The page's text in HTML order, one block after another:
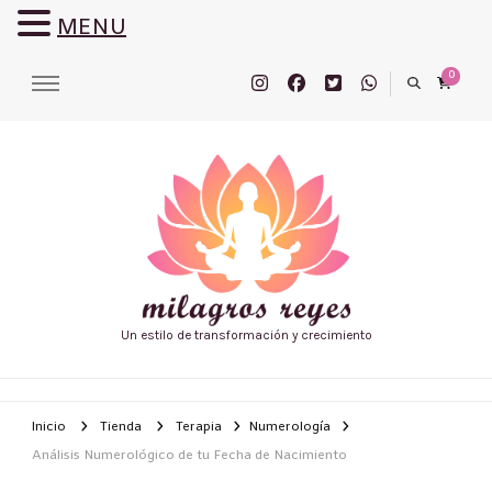
0
Un estilo de transformación y crecimiento
Inicio Tienda Terapia
Numerología
Análisis Numerológico de tu Fecha de Nacimiento
MENU